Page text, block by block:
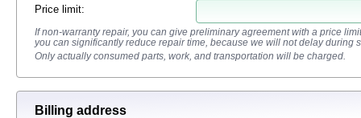
Price limit:
If non-warranty repair, you can give preliminary agreement with a price
you can significantly reduce repair time, because we will not delay during
Only actually consumed parts, work, and transportation will be charged.
Billing address